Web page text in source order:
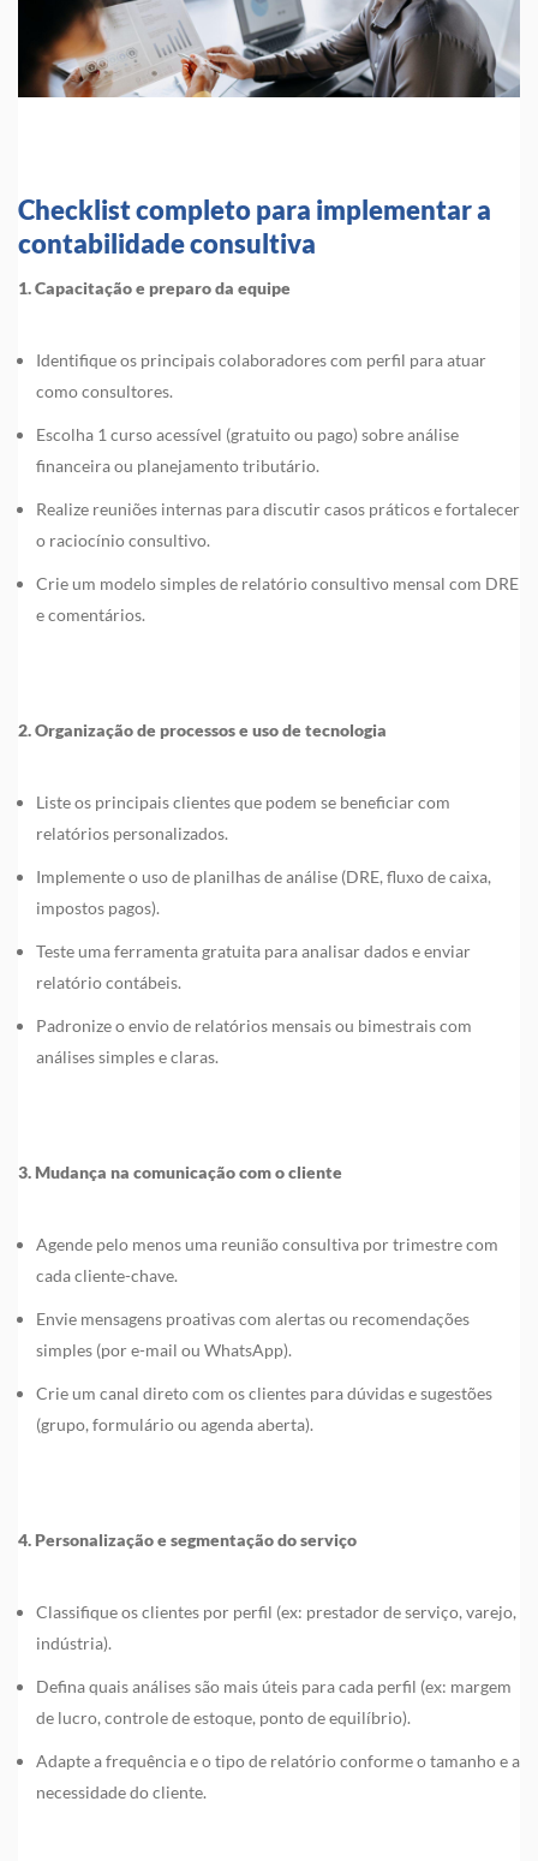
Checklist completo para implementar a
contabilidade consultiva
1. Capacitação e preparo da equipe
Identifique os principais colaboradores com perfil para atuar
como consultores.
Escolha 1 curso acessível (gratuito ou pago) sobre análise
financeira ou planejamento tributário.
Realize reuniões internas para discutir casos práticos e fortalecer
o raciocínio consultivo.
Crie um modelo simples de relatório consultivo mensal com DRE
e comentários.
2. Organização de processos e uso de tecnologia
Liste os principais clientes que podem se beneficiar com
relatórios personalizados.
Implemente o uso de planilhas de análise (DRE, fluxo de caixa,
impostos pagos).
Teste uma ferramenta gratuita para analisar dados e enviar
relatório contábeis.
Padronize o envio de relatórios mensais ou bimestrais com
análises simples e claras.
3. Mudança na comunicação com o cliente
Agende pelo menos uma reunião consultiva por trimestre com
cada cliente-chave.
Envie mensagens proativas com alertas ou recomendações
simples (por e-mail ou WhatsApp).
Crie um canal direto com os clientes para dúvidas e sugestões
(grupo, formulário ou agenda aberta).
4. Personalização e segmentação do serviço
Classifique os clientes por perfil (ex: prestador de serviço, varejo,
indústria).
Defina quais análises são mais úteis para cada perfil (ex: margem
de lucro, controle de estoque, ponto de equilíbrio).
Adapte a frequência e o tipo de relatório conforme o tamanho e a
necessidade do cliente.